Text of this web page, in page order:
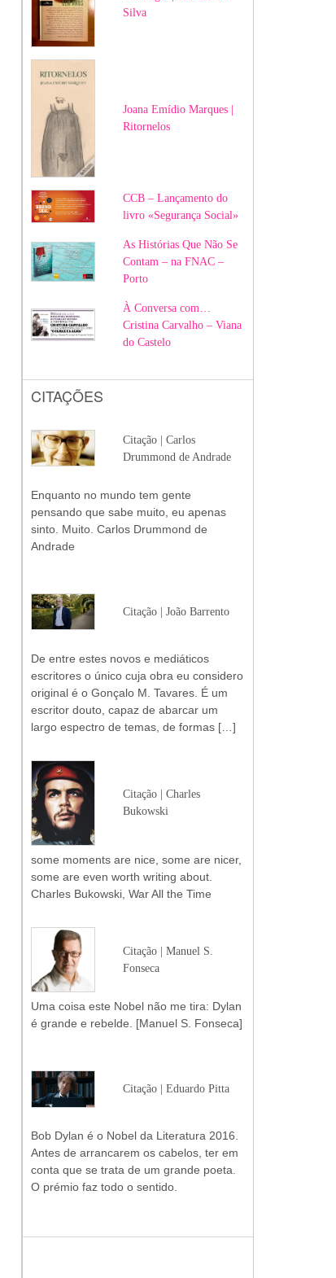
Silva
Joana Emídio Marques |
Ritornelos
CCB – Lançamento do
livro «Segurança Social»
As Histórias Que Não Se
Contam – na FNAC –
Porto
À Conversa com…
Cristina Carvalho – Viana
do Castelo
CITAÇÕES
Citação | Carlos
Drummond de Andrade
Enquanto no mundo tem gente
pensando que sabe muito, eu apenas
sinto. Muito. Carlos Drummond de
Andrade
Citação | João Barrento
De entre estes novos e mediáticos
escritores o único cuja obra eu considero
original é o Gonçalo M. Tavares. É um
escritor douto, capaz de abarcar um
largo espectro de temas, de formas […]
Citação | Charles
Bukowski
some moments are nice, some are nicer,
some are even worth writing about.
Charles Bukowski, War All the Time
Citação | Manuel S.
Fonseca
Uma coisa este Nobel não me tira: Dylan
é grande e rebelde. [Manuel S. Fonseca]
Citação | Eduardo Pitta
Bob Dylan é o Nobel da Literatura 2016.
Antes de arrancarem os cabelos, ter em
conta que se trata de um grande poeta.
O prémio faz todo o sentido.